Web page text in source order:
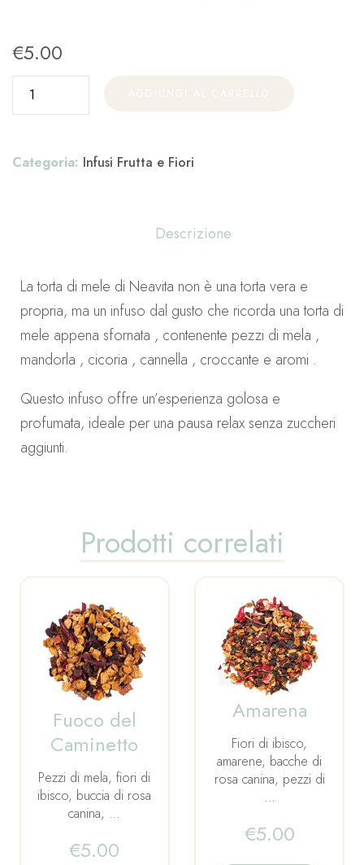
€5.00
Categoria: Infusi Frutta e Fiori
Descrizione
La torta di mele di Neavita non è una torta vera e
propria, ma un infuso dal gusto che ricorda una torta di
mele appena sfornata , contenente pezzi di mela ,
mandorla , cicoria , cannella , croccante e aromi .
Questo infuso offre un’esperienza golosa e
profumata, ideale per una pausa relax senza zuccheri
aggiunti.
Prodotti correlati
Fuoco del
Caminetto
Pezzi di mela, fiori di
ibisco, buccia di rosa
canina, …
€5.00
Amarena
Fiori di ibisco,
amarene, bacche di
rosa canina, pezzi di
…
€5.00